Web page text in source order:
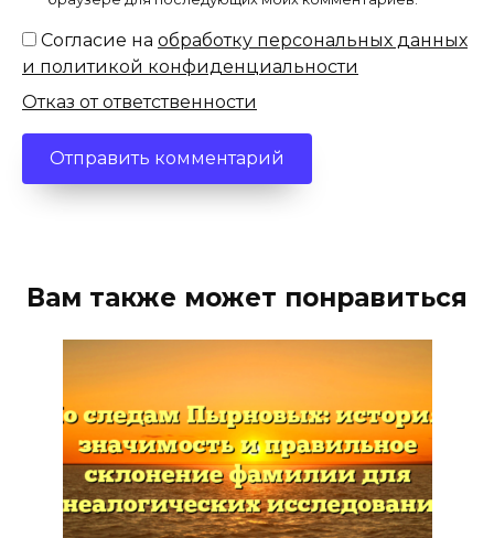
Согласие на обработку персональных данных
и политикой конфиденциальности
Отказ от ответственности
Вам также может понравиться